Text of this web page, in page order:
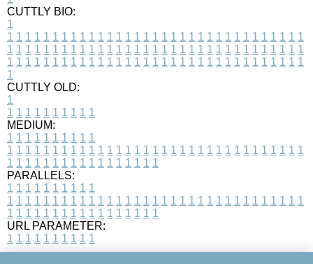
CUTTLY BIO:
1
1 1 1 1 1 1 1 1 1 1 1 1 1 1 1 1 1 1 1 1 1 1 1 1 1 1 1 1 1 1 1 1 1
1 1 1 1 1 1 1 1 1 1 1 1 1 1 1 1 1 1 1 1 1 1 1 1 1 1 1 1 1 1 1 1 1
1 1 1 1 1 1 1 1 1 1 1 1 1 1 1 1 1 1 1 1 1 1 1 1 1 1 1 1 1 1 1 1 1
1
CUTTLY OLD:
1
1 1 1 1 1 1 1 1 1 1
MEDIUM:
1 1 1 1 1 1 1 1 1 1
1 1 1 1 1 1 1 1 1 1 1 1 1 1 1 1 1 1 1 1 1 1 1 1 1 1 1 1 1 1 1 1 1
1 1 1 1 1 1 1 1 1 1 1 1 1 1 1 1 1
PARALLELS:
1 1 1 1 1 1 1 1 1 1
1 1 1 1 1 1 1 1 1 1 1 1 1 1 1 1 1 1 1 1 1 1 1 1 1 1 1 1 1 1 1 1 1
1 1 1 1 1 1 1 1 1 1 1 1 1 1 1 1 1
URL PARAMETER:
1 1 1 1 1 1 1 1 1 1